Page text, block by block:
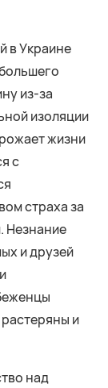
в Украине
из-за
изоляции
жизни
с
страха за
Незнание
и друзей
и
над